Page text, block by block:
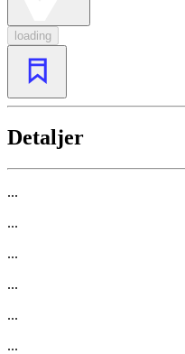
loading
Detaljer
...
...
...
...
...
...